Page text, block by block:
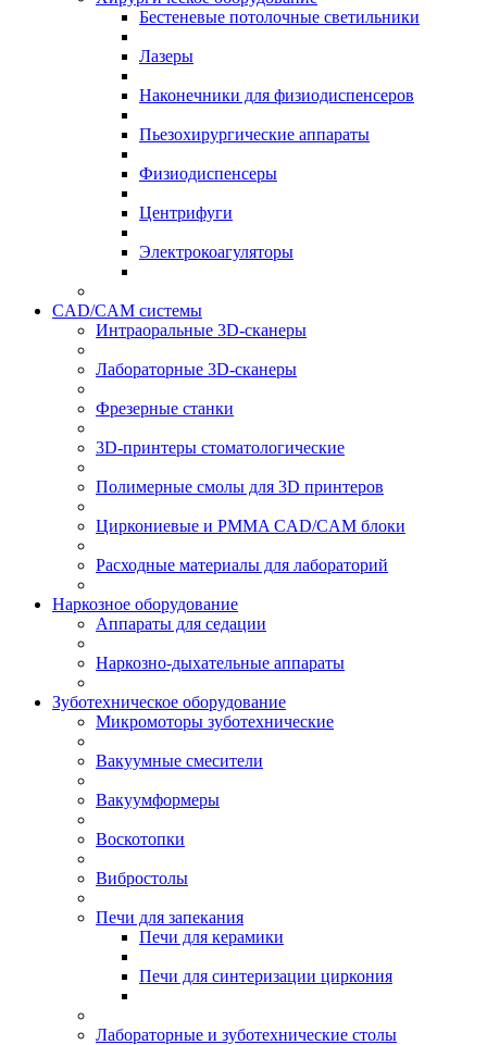
Бестеневые потолочные светильники
Лазеры
Наконечники для физиодиспенсеров
Пьезохирургические аппараты
Физиодиспенсеры
Центрифуги
Электрокоагуляторы
CAD/CAM системы
Интраоральные 3D-сканеры
Лабораторные 3D-сканеры
Фрезерные станки
3D-принтеры стоматологические
Полимерные смолы для 3D принтеров
Циркониевые и PMMA CAD/CAM блоки
Расходные материалы для лабораторий
Наркозное оборудование
Аппараты для седации
Наркозно-дыхательные аппараты
Зуботехническое оборудование
Микромоторы зуботехнические
Вакуумные смесители
Вакуумформеры
Воскотопки
Вибростолы
Печи для запекания
Печи для керамики
Печи для синтеризации циркония
Лабораторные и зуботехнические столы